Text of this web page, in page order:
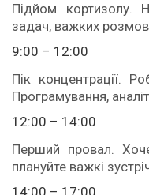
Підйом кортизолу.
задач, важких
9:00 – 12:00
Пік концентрації.
Програмування,
12:00 – 14:00
Перший провал.
плануйте важкі
14:00 – 17:00